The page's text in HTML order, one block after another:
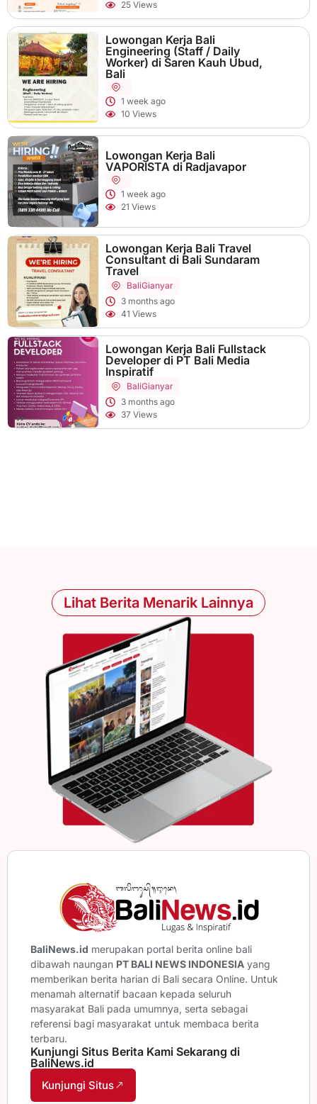
25 Views
Lowongan Kerja Bali
Engineering (Staff / Daily
Worker) di Saren Kauh Ubud,
Bali
1 week ago
10 Views
Lowongan Kerja Bali
VAPORISTA di Radjavapor
1 week ago
21 Views
Lowongan Kerja Bali Travel
Consultant di Bali Sundaram
Travel
BaliGianyar
3 months ago
41 Views
Lowongan Kerja Bali Fullstack
Developer di PT Bali Media
Inspiratif
BaliGianyar
3 months ago
37 Views
Lihat Berita Menarik Lainnya
BaliNews.id merupakan portal berita online bali
dibawah naungan PT BALI NEWS INDONESIA yang
memberikan berita harian di Bali secara Online. Untuk
menamah alternatif bacaan kepada seluruh
masyarakat Bali pada umumnya, serta sebagai
referensi bagi masyarakat untuk membaca berita
terbaru.
Kunjungi Situs Berita Kami Sekarang di
BaliNews.id
Kunjungi Situs